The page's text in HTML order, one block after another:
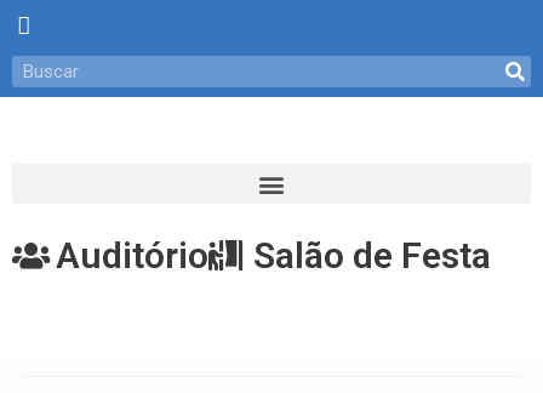
Auditório Salão de Festa